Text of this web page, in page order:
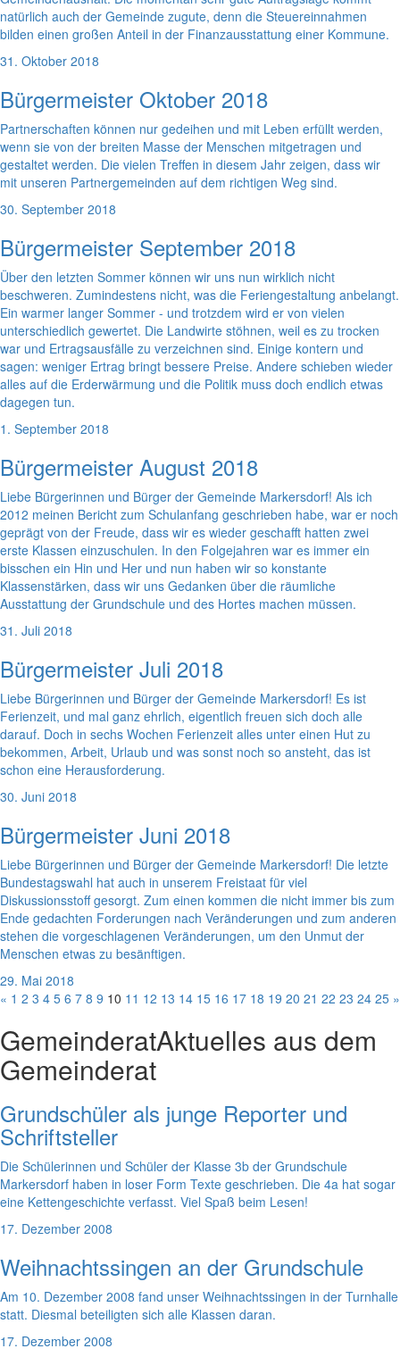
natürlich auch der Gemeinde zugute, denn die Steuereinnahmen
bilden einen großen Anteil in der Finanzausstattung einer Kommune.
31. Oktober 2018
Bürgermeister Oktober 2018
Partnerschaften können nur gedeihen und mit Leben erfüllt werden,
wenn sie von der breiten Masse der Menschen mitgetragen und
gestaltet werden. Die vielen Treffen in diesem Jahr zeigen, dass wir
mit unseren Partnergemeinden auf dem richtigen Weg sind.
30. September 2018
Bürgermeister September 2018
Über den letzten Sommer können wir uns nun wirklich nicht
beschweren. Zumindestens nicht, was die Feriengestaltung anbelangt.
Ein warmer langer Sommer - und trotzdem wird er von vielen
unterschiedlich gewertet. Die Landwirte stöhnen, weil es zu trocken
war und Ertragsausfälle zu verzeichnen sind. Einige kontern und
sagen: weniger Ertrag bringt bessere Preise. Andere schieben wieder
alles auf die Erderwärmung und die Politik muss doch endlich etwas
dagegen tun.
1. September 2018
Bürgermeister August 2018
Liebe Bürgerinnen und Bürger der Gemeinde Markersdorf! Als ich
2012 meinen Bericht zum Schulanfang geschrieben habe, war er noch
geprägt von der Freude, dass wir es wieder geschafft hatten zwei
erste Klassen einzuschulen. In den Folgejahren war es immer ein
bisschen ein Hin und Her und nun haben wir so konstante
Klassenstärken, dass wir uns Gedanken über die räumliche
Ausstattung der Grundschule und des Hortes machen müssen.
31. Juli 2018
Bürgermeister Juli 2018
Liebe Bürgerinnen und Bürger der Gemeinde Markersdorf! Es ist
Ferienzeit, und mal ganz ehrlich, eigentlich freuen sich doch alle
darauf. Doch in sechs Wochen Ferienzeit alles unter einen Hut zu
bekommen, Arbeit, Urlaub und was sonst noch so ansteht, das ist
schon eine Herausforderung.
30. Juni 2018
Bürgermeister Juni 2018
Liebe Bürgerinnen und Bürger der Gemeinde Markersdorf! Die letzte
Bundestagswahl hat auch in unserem Freistaat für viel
Diskussionsstoff gesorgt. Zum einen kommen die nicht immer bis zum
Ende gedachten Forderungen nach Veränderungen und zum anderen
stehen die vorgeschlagenen Veränderungen, um den Unmut der
Menschen etwas zu besänftigen.
29. Mai 2018
« 1 2 3 4 5 6 7 8 9 10 11 12 13 14 15 16 17 18 19 20 21 22 23 24 25 »
GemeinderatAktuelles aus dem
Gemeinderat
Grundschüler als junge Reporter und
Schriftsteller
Die Schülerinnen und Schüler der Klasse 3b der Grundschule
Markersdorf haben in loser Form Texte geschrieben. Die 4a hat sogar
eine Kettengeschichte verfasst. Viel Spaß beim Lesen!
17. Dezember 2008
Weihnachtssingen an der Grundschule
Am 10. Dezember 2008 fand unser Weihnachtssingen in der Turnhalle
statt. Diesmal beteiligten sich alle Klassen daran.
17. Dezember 2008